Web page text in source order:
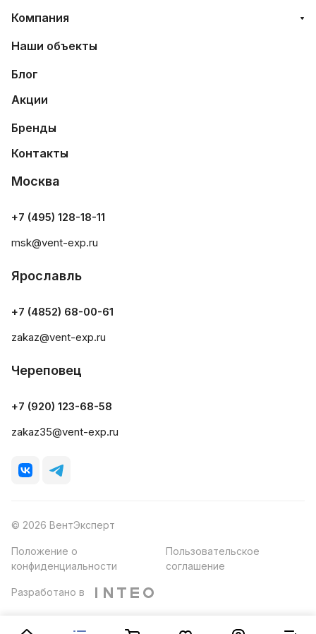
Компания
Наши объекты
Блог
Акции
Бренды
Контакты
Москва
+7 (495) 128-18-11
msk@vent-exp.ru
Ярославль
+7 (4852) 68-00-61
zakaz@vent-exp.ru
Череповец
+7 (920) 123-68-58
zakaz35@vent-exp.ru
© 2026 ВентЭксперт
Положение о
конфиденциальности
Пользовательское
соглашение
Разработано в